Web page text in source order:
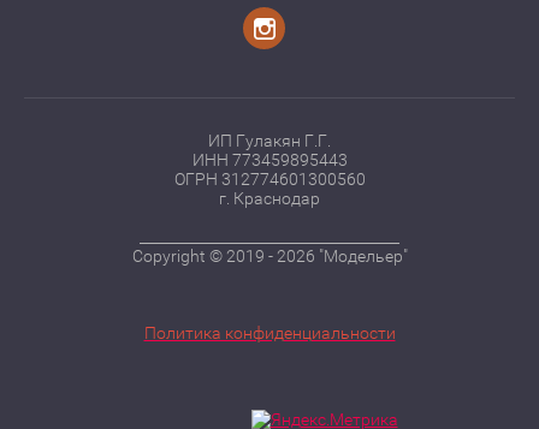
ИП Гулакян Г.Г.
ИНН 773459895443
ОГРН 312774601300560
г. Краснодар
Copyright © 2019 - 2026 "Модельер"
Политика конфиденциальности